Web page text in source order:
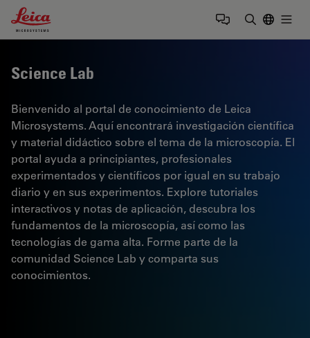
Leica Microsystems Logo
Science Lab
Bienvenido al portal de conocimiento de Leica
Microsystems. Aquí encontrará investigación científica
y material didáctico sobre el tema de la microscopía. El
portal ayuda a principiantes, profesionales
experimentados y científicos por igual en su trabajo
diario y en sus experimentos. Explore tutoriales
interactivos y notas de aplicación, descubra los
fundamentos de la microscopía, así como las
tecnologías de gama alta. Forme parte de la
comunidad Science Lab y comparta sus
conocimientos.